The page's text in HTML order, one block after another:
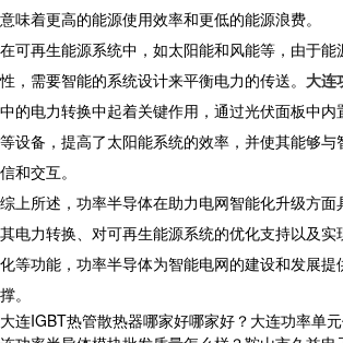
意味着更高的能源使用效率和更低的能源浪费。
在可再生能源系统中，如太阳能和风能等，由于能
性，需要智能的系统设计来平衡电力的传送。 大连
中的电力转换中起着关键作用，通过光伏面板中内
等设备，提高了太阳能系统的效率，并使其能够与
信和交互。
综上所述，功率半导体在助力电网智能化升级方面
其电力转换、对可再生能源系统的优化支持以及
化等功能，功率半导体为智能电网的建设和发展提
撑。
大连IGBT热管散热器哪家好哪家好？大连功率单